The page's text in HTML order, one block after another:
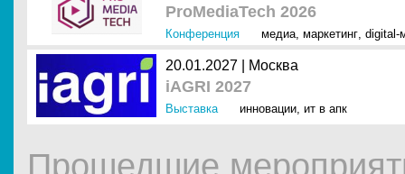
ProMediaTech 2026
Конференция медиа, маркетинг, digital-
20.01.2027 | Москва
iAGRI 2027
Выставка инновации, ит в апк
Прошедшие